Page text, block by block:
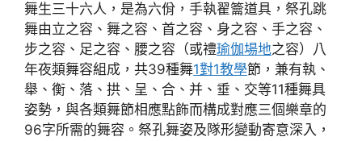
舞生三十六人，是為六佾，手執翟籥道具，祭孔跳
舞由立之容、舞之容、首之容、身之容、手之容、
步之容、足之容、腰之容（或禮瑜伽場地之容）八
年夜類舞容組成，共39種舞1對1教學節，兼有執、
舉、衡、落、拱、呈、合、并、垂、交等11種舞具
姿勢，與各類舞節相應點飾而構成對應三個樂章的
96字所需的舞容。祭孔舞姿及隊形變動寄意深入，